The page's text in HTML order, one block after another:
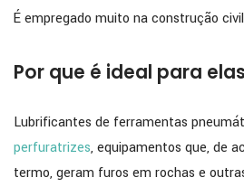
É empregado muito na construção
Por que é ideal para elas
Lubrificantes de ferramentas
perfuratrizes, equipamentos que, de
termo, geram furos em rochas e